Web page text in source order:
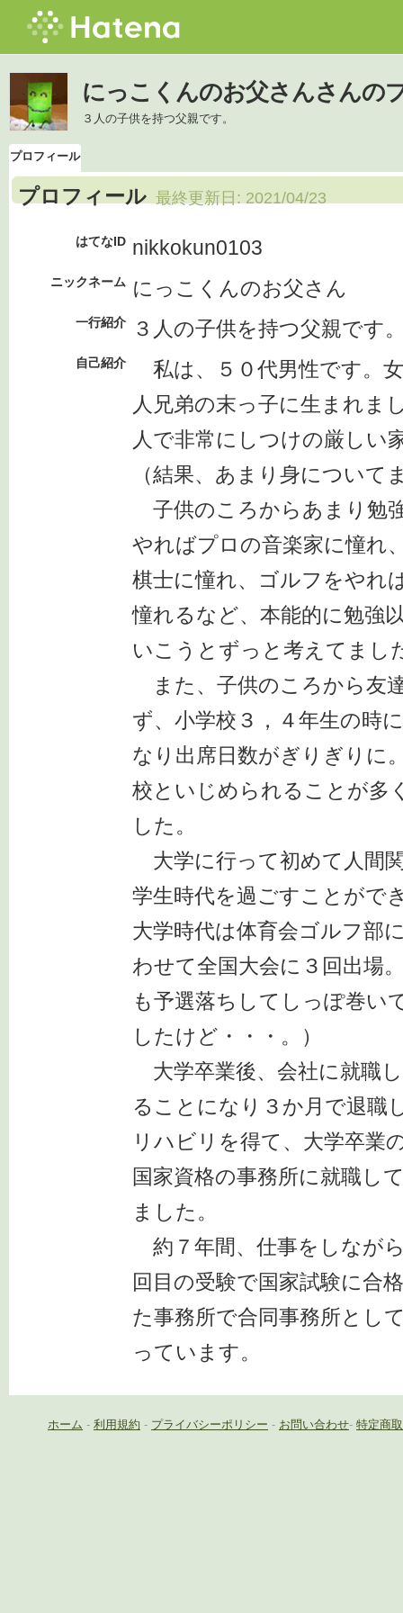
にっこくんのお父さんさんの
３人の子供を持つ父親です。
プロフィール
プロフィール 最終更新日: 2021/04/23
はてなID nikkokun0103
ニックネーム にっこくんのお父さん
一行紹介 ３人の子供を持つ父親です
自己紹介
私は、５０代男性です。
人兄弟の末っ子に生まれま
人で非常にしつけの厳しい
（結果、あまり身について
子供のころからあまり勉
やればプロの音楽家に憧れ
棋士に憧れ、ゴルフをやれ
憧れるなど、本能的に勉強
いこうとずっと考えてまし
また、子供のころから友
ず、小学校３，４年生の時
なり出席日数がぎりぎりに
校といじめられることが多
した。
大学に行って初めて人間
学生時代を過ごすことがで
大学時代は体育会ゴルフ部
わせて全国大会に３回出場
も予選落ちしてしっぽ巻い
したけど・・・。）
大学卒業後、会社に就職
ることになり３か月で退職
リハビリを得て、大学卒業
国家資格の事務所に就職し
ました。
約７年間、仕事をしなが
回目の受験で国家試験に合
た事務所で合同事務所とし
っています。
ホーム - 利用規約 - プライバシーポリシー - お問い合わせ- 特定商